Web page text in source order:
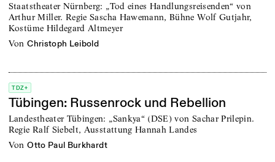
Staatstheater Nürnberg: „Tod eines Handlungsreisenden“ von
Arthur Miller. Regie Sascha Hawemann, Bühne Wolf Gutjahr,
Kostüme Hildegard Altmeyer
von Christoph Leibold
TDZ+
Tübingen: Russenrock und Rebellion
Landestheater Tübingen: „Sankya“ (DSE) von Sachar Prilepin.
Regie Ralf Siebelt, Ausstattung Hannah Landes
von Otto Paul Burkhardt